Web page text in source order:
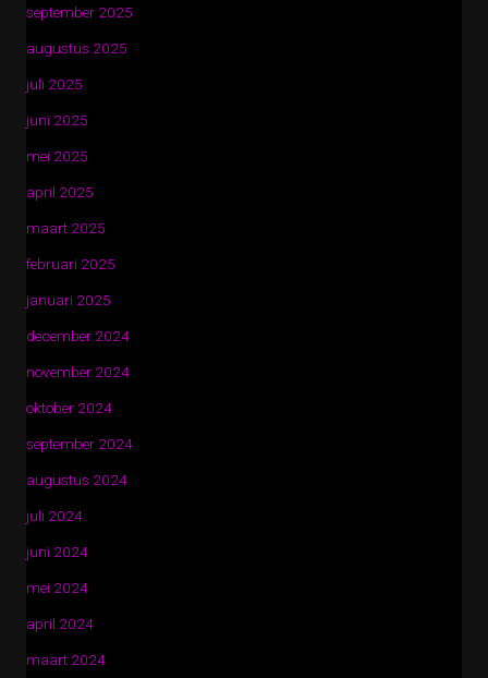
september 2025
augustus 2025
juli 2025
juni 2025
mei 2025
april 2025
maart 2025
februari 2025
januari 2025
december 2024
november 2024
oktober 2024
september 2024
augustus 2024
juli 2024
juni 2024
mei 2024
april 2024
maart 2024